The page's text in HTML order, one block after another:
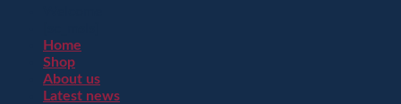
Home
Shop
About us
Latest news